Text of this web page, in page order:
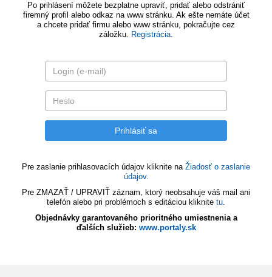
Po prihlásení môžete bezplatne upraviť, pridať alebo odstrániť
firemný profil alebo odkaz na www stránku. Ak ešte nemáte účet
a chcete pridať firmu alebo www stránku, pokračujte cez
záložku. Registrácia.
Pre zaslanie prihlasovacích údajov kliknite na Žiadosť o zaslanie
údajov.
Pre ZMAZAŤ / UPRAVIŤ záznam, ktorý neobsahuje váš mail ani
telefón alebo pri problémoch s editáciou kliknite tu.
Objednávky garantovaného prioritného umiestnenia a
ďalších služieb: www.portaly.sk